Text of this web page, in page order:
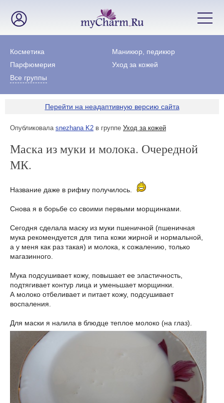
Косметика
Маникюр, педикюр
Парфюмерия
Уход за кожей
Все группы
Перейти на неадаптивную версию сайта
Опубликовала snezhana K2 в группе Уход за кожей
Маска из муки и молока. Очередной
МК.
Название даже в рифму получилось.
Снова я в борьбе со своими первыми морщинками.
Сегодня сделала маску из муки пшеничной (пшеничная
мука рекомендуется для типа кожи жирной и нормальной,
а у меня как раз такая) и молока, к сожалению, только
магазинного.
Мука подсушивает кожу, повышает ее эластичность,
подтягивает контур лица и уменьшает морщинки.
А молоко отбеливает и питает кожу, подсушивает
воспаления.
Для маски я налила в блюдце теплое молоко (на глаз).